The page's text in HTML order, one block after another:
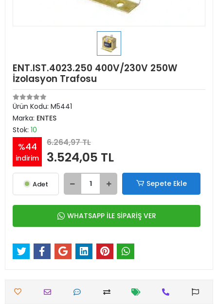
ENT.IST.4023.250 400V/230V 250W
İzolasyon Trafosu
Ürün Kodu: M5441
Marka: ENTES
Stok: 10
%44
indirim
6.264,97 TL
3.524,05 TL
Adet Sepete Ekle
WHATSAPP İLE SİPARİŞ VER